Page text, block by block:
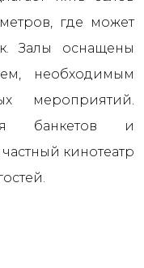
где может
Залы оснащены
необходимым
мероприятий.
банкетов и
кинотеатр